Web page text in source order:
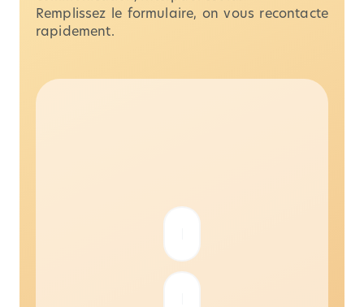
Remplissez le formulaire, on vous recontacte
rapidement.